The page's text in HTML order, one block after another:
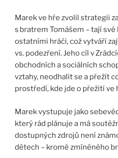
Marek ve hře zvolil strategii
s bratrem Tomášem – tají
ostatními hráči, což vytváří
vs. podezření. Jeho cíl v
obchodních a sociálních
vztahy, neodhalit se a přežít
prostředí, kde jde o přežití ve
Marek vystupuje jako
který rád plánuje a má
dostupných zdrojů není
dětech – kromě zmíněného